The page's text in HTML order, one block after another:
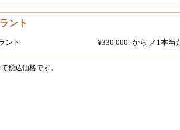
ント
ント ¥330,000.-から ／1本当
税込価格です。